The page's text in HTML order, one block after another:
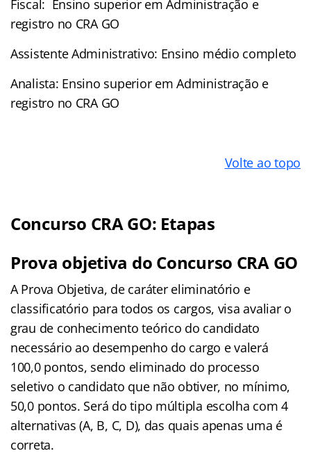
Fiscal: Ensino superior em Administração e
registro no CRA GO
Assistente Administrativo: Ensino médio completo
Analista: Ensino superior em Administração e
registro no CRA GO
Volte ao topo
Concurso CRA GO: Etapas
Prova objetiva do Concurso CRA GO
A Prova Objetiva, de caráter eliminatório e
classificatório para todos os cargos, visa avaliar o
grau de conhecimento teórico do candidato
necessário ao desempenho do cargo e valerá
100,0 pontos, sendo eliminado do processo
seletivo o candidato que não obtiver, no mínimo,
50,0 pontos. Será do tipo múltipla escolha com 4
alternativas (A, B, C, D), das quais apenas uma é
correta.